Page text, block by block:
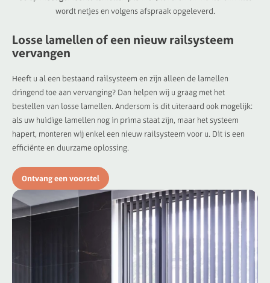
wordt netjes en volgens afspraak opgeleverd.
Losse lamellen of een nieuw railsysteem
vervangen
Heeft u al een bestaand railsysteem en zijn alleen de lamellen
dringend toe aan vervanging? Dan helpen wij u graag met het
bestellen van losse lamellen. Andersom is dit uiteraard ook mogelijk:
als uw huidige lamellen nog in prima staat zijn, maar het systeem
hapert, monteren wij enkel een nieuw railsysteem voor u. Dit is een
efficiënte en duurzame oplossing.
Ontvang een voorstel